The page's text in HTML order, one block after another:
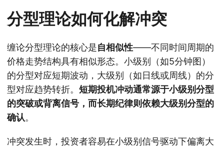
分型理论如何化解冲突
缠论分型理论的核心是自相似性——不同时间周期的
价格走势结构具有相似形态。小级别（如5分钟图）
的分型对应短期波动，大级别（如日线或周线）的分
型对应趋势转折。 短期投机冲动通常源于小级别分型
的突破或背离信号，而长期纪律则依赖大级别分型的
确认。
冲突发生时，投资者容易在小级别信号驱动下偏离大